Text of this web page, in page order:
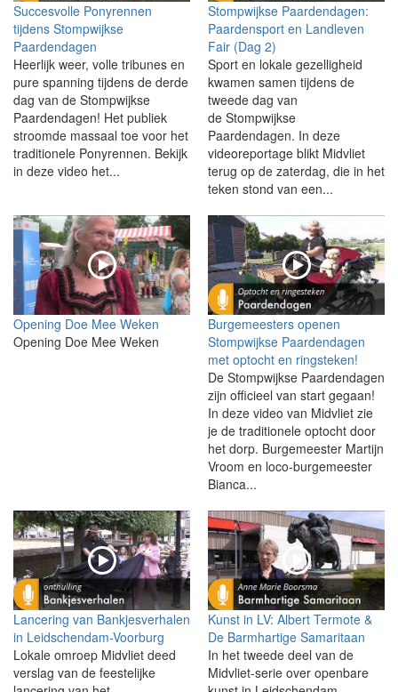
Succesvolle Ponyrennen
tijdens Stompwijkse
Paardendagen
Heerlijk weer, volle tribunes en
pure spanning tijdens de derde
dag van de Stompwijkse
Paardendagen! Het publiek
stroomde massaal toe voor het
traditionele Ponyrennen. Bekijk
in deze video het...
Stompwijkse Paardendagen:
Paardensport en Landleven
Fair (Dag 2)
Sport en lokale gezelligheid
kwamen samen tijdens de
tweede dag van
de Stompwijkse
Paardendagen. In deze
videoreportage blikt Midvliet
terug op de zaterdag, die in het
teken stond van een...
Opening Doe Mee Weken
Opening Doe Mee Weken
Burgemeesters openen
Stompwijkse Paardendagen
met optocht en ringsteken!
De Stompwijkse Paardendagen
zijn officieel van start gegaan!
In deze video van Midvliet zie
je de traditionele optocht door
het dorp. Burgemeester Martijn
Vroom en loco-burgemeester
Bianca...
Lancering van Bankjesverhalen
in Leidschendam-Voorburg
Lokale omroep Midvliet deed
verslag van de feestelijke
Kunst in LV: Albert Termote &
De Barmhartige Samaritaan
In het tweede deel van de
Midvliet-serie over openbare